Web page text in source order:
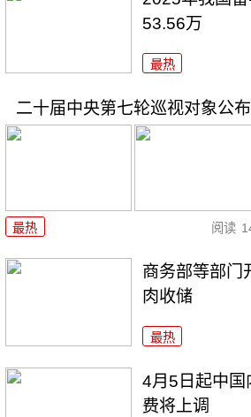
53.56万
最热
二十届中央第七轮巡视对象公布
最热 阅读
商务部等部门
肉收储
最热
4月5日起中国
费将上调